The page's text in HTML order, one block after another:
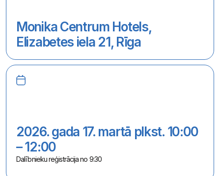
Monika Centrum Hotels,
Elizabetes iela 21, Rīga
2026. gada 17. martā plkst. 10:00
– 12:00
Dalībnieku reģistrācija no 9:30